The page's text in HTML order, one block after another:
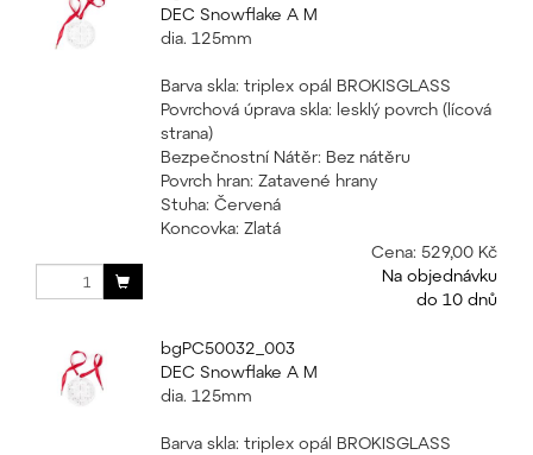
DEC Snowflake A M
dia. 125mm
Barva skla: triplex opál BROKISGLASS
Povrchová úprava skla: lesklý povrch (lícová
strana)
Bezpečnostní Nátěr: Bez nátěru
Povrch hran: Zatavené hrany
Stuha: Červená
Koncovka: Zlatá
Cena: 529,00 Kč
Na objednávku
do 10 dnů
bgPC50032_003
DEC Snowflake A M
dia. 125mm
Barva skla: triplex opál BROKISGLASS